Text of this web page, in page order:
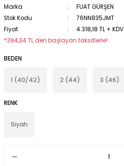
Marka
FUAT GÜRŞEN
Stok Kodu
76NN835JMT
Fiyat
4.318,18 TL + KDV
*394,34 TL den başlayan taksitlerle!
BEDEN
1 (40/42) 2 (44) 3 (46)
RENK
Siyah